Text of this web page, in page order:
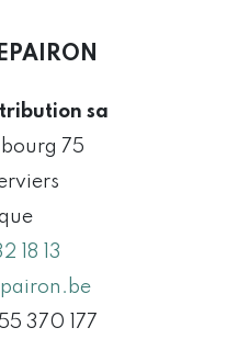
sa
75
18 13
370 177